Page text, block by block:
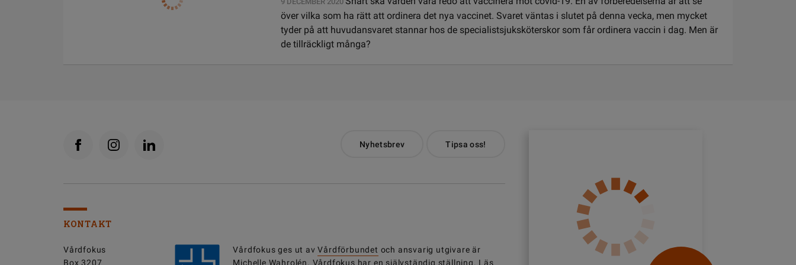
över vilka som ha rätt att ordinera det nya vaccinet. Svaret väntas i slutet på denna vecka, men mycket
tyder på att huvudansvaret stannar hos de specialistsjuksköterskor som får ordinera vaccin i dag. Men är
de tillräckligt många?
Nyhetsbrev Tipsa oss!
KONTAKT
Vårdfokus
Box 3207
Vårdfokus ges ut avVårdförbundet och ansvarig utgivare är
Michelle Wahrolén. Vårdfokus har en självständig ställning. Läs